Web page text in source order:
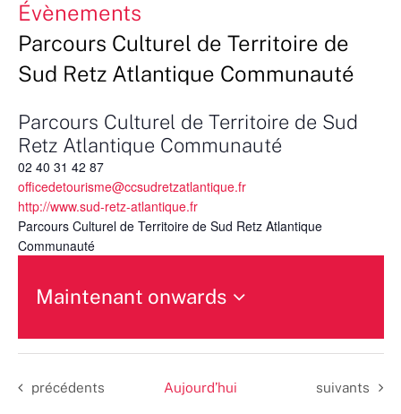
Évènements
Parcours Culturel de Territoire de
Sud Retz Atlantique Communauté
Parcours Culturel de Territoire de Sud
Retz Atlantique Communauté
02 40 31 42 87
officedetourisme@ccsudretzatlantique.fr
http://www.sud-retz-atlantique.fr
Parcours Culturel de Territoire de Sud Retz Atlantique
Communauté
Maintenant onwards
une
date.
Évènements
précédents Aujourd’hui Évènements
suivants